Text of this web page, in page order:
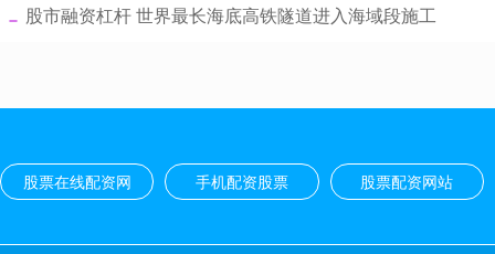
​股市融资杠杆 世界最长海底高铁隧道进入海域段施工
股票在线配资网 手机配资股票 股票配资网站